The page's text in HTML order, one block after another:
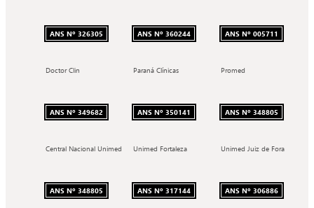
ANS Nº 326305 ANS Nº 360244 ANS Nº 005711
Doctor Clin
ANS Nº 349682
Paraná Clínicas
ANS Nº 350141
Promed
ANS Nº 348805
Central Nacional Unimed
ANS Nº 348805
Unimed Fortaleza
ANS Nº 317144
Unimed Juiz de Fora
ANS Nº 306886